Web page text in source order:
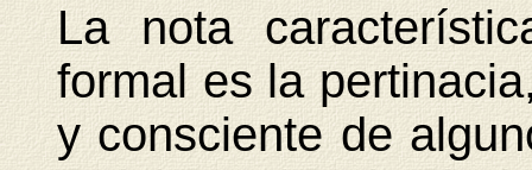
La nota
formal es la
y consciente de